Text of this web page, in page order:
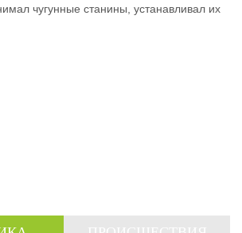
чугунные станины, устанавливал их